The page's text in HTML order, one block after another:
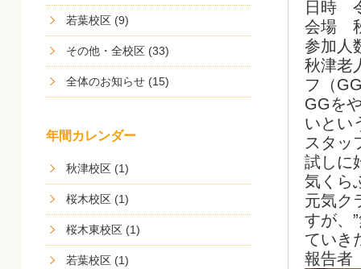
日時
会場
参加人
秋津老
フ（
GGを
いとい
スタッ
試しに
気くら
元気ク
すが、
ていき
報告者
若葉校区 (9)
その他・全校区 (33)
全体のお知らせ (15)
年間カレンダー
秋津校区 (1)
桜木校区 (1)
桜木東校区 (1)
若葉校区 (1)